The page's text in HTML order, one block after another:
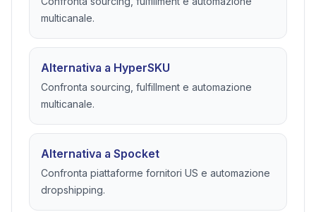
multicanale.
Alternativa a HyperSKU
Confronta sourcing, fulfillment e automazione
multicanale.
Alternativa a Spocket
Confronta piattaforme fornitori US e automazione
dropshipping.